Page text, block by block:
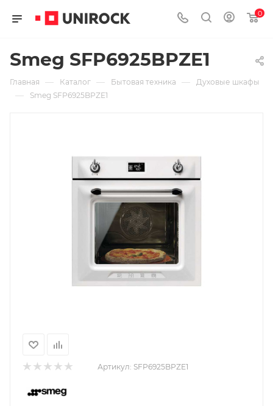
0
Smeg SFP6925BPZE1
Главная — Каталог — Бытовая техника — Духовые шкафы
— Smeg SFP6925BPZE1
Артикул: SFP6925BPZE1